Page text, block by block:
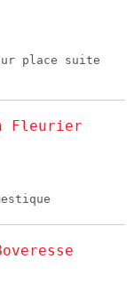
place suite
Fleurier